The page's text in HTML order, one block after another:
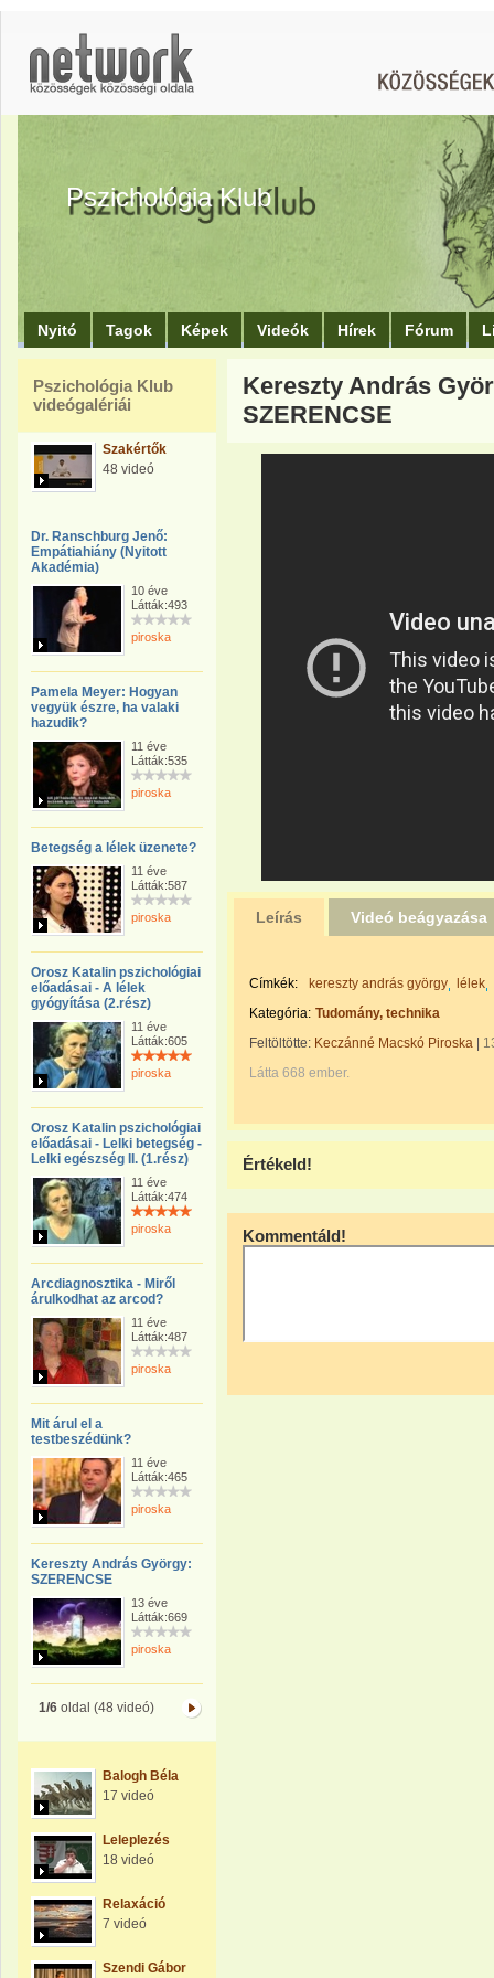
Pszichológia Klub
Nyitó Tagok Képek Videók Hírek Fórum
Pszichológia Klub
videógalériái
Szakértők
48 videó
Dr. Ranschburg Jenő:
Empátiahiány (Nyitott
Akadémia)
10 éve
Látták:493
piroska
Pamela Meyer: Hogyan
vegyük észre, ha valaki
hazudik?
11 éve
Látták:535
piroska
Betegség a lélek üzenete?
11 éve
Látták:587
piroska
Orosz Katalin pszichológiai
előadásai - A lélek
gyógyítása (2.rész)
11 éve
Látták:605
piroska
Orosz Katalin pszichológiai
előadásai - Lelki betegség -
Lelki egészség II. (1.rész)
11 éve
Látták:474
piroska
Arcdiagnosztika - Miről
árulkodhat az arcod?
11 éve
Látták:487
piroska
Mit árul el a
testbeszédünk?
11 éve
Látták:465
piroska
Kereszty András György:
SZERENCSE
13 éve
Látták:669
piroska
1/6oldal (48 videó)
Balogh Béla
17 videó
Leleplezés
18 videó
Relaxáció
7 videó
Szendi Gábor
Kereszty András
SZERENCSE
Leírás Videó beágyazása
Címkék: kereszty andrás györgy
lélek
Kategória: Tudomány, technika
Feltöltötte: Keczánné Macskó Piroska
Látta 668 ember.
Értékeld!
Kommentáld!